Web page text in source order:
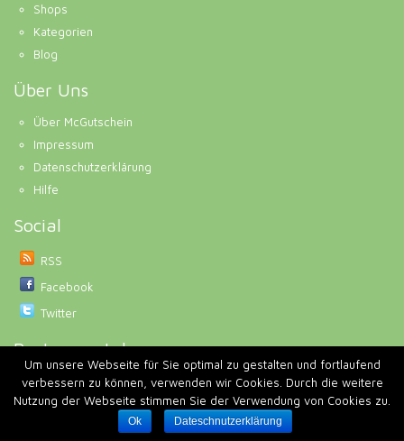
Shops
Kategorien
Blog
Über Uns
Über McGutschein
Impressum
Datenschutzerklärung
Hilfe
Social
RSS
Facebook
Twitter
Partnerportale
Gutscheinknirps.de
Copyright © 2020 McGutschein.com | Alle Rechte vorbehalten
Um unsere Webseite für Sie optimal zu gestalten und fortlaufend
verbessern zu können, verwenden wir Cookies. Durch die weitere
Nutzung der Webseite stimmen Sie der Verwendung von Cookies zu.
Ok Dateschnutzerklärung